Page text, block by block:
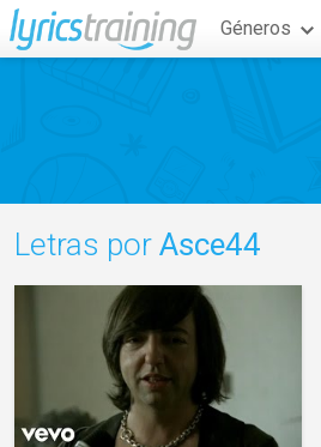
Géneros
Letras por Asce44